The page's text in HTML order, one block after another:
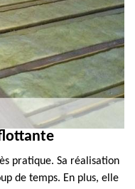
pratique. Sa réalisation
de temps. En plus, elle